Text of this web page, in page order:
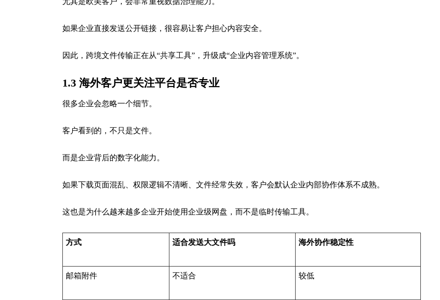
如果企业直接发送公开链接，很容易让客户担心内容安全。
因此，跨境文件传输正在从“共享工具”，升级成“企业内容管理系统”。
1.3 海外客户更关注平台是否专业
很多企业会忽略一个细节。
客户看到的，不只是文件。
而是企业背后的数字化能力。
如果下载页面混乱、权限逻辑不清晰、文件经常失效，客户会默认企业内部协作体系不成熟。
这也是为什么越来越多企业开始使用企业级网盘，而不是临时传输工具。
方式 适合发送大文件吗 海外协作稳定性
邮箱附件 不适合 较低